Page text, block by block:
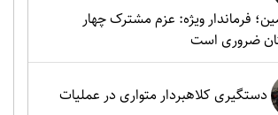
فرماندار ویژه: عزم مشترک چهار
ضروری است
دستگیری کلاهبردار متواری در عملیات